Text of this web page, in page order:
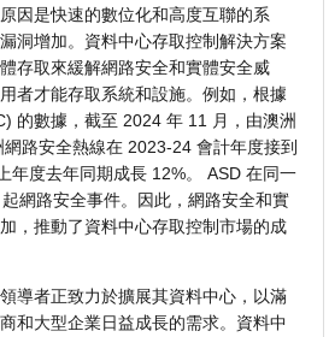
因是快速的數位化和高度互聯的系
洞增加。資料中心存取控制解決方案
存取來緩解網路安全和實體安全威
者才能存取系統和設施。例如，根據
的數據，截至 2024 年 11 月，由澳洲
路安全熱線在 2023-24 會計年度接到
年度去年同期成長 12%。 ASD 在同一
網路安全事件。因此，網路安全和實
，推動了資料中心存取控制市場的成
導者正致力於擴展其資料中心，以滿
和大型企業日益成長的需求。資料中